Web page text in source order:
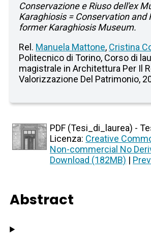
Conservazione e Riuso dell'ex
Karaghiosis = Conservation and
former Karaghiosis Museum.
Rel. Manuela Mattone, Cristina
Politecnico di Torino, Corso di
magistrale in Architettura Per Il
Valorizzazione Del Patrimonio,
PDF (Tesi_di_laurea) -
Licenza: Creative
Non-commercial No
Download (182MB) |
Abstract